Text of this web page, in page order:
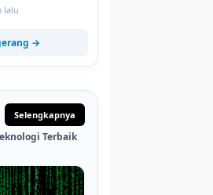
lalu
→
Selengkapnya
Terbaik